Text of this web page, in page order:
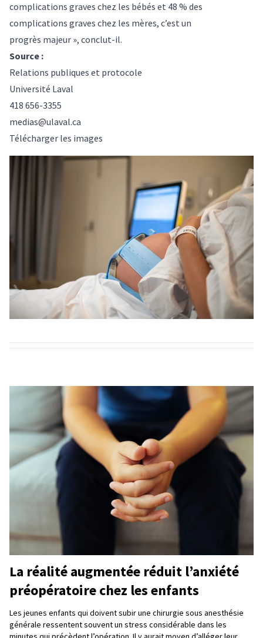
complications graves chez les bébés et 48 % des
complications graves chez les mères, c’est un
progrès majeur », conclut-il.
Source :
Relations publiques et protocole
Université Laval
418 656-3355
medias@ulaval.ca
Télécharger les images
La réalité augmentée réduit l’anxiété
préopératoire chez les enfants
Les jeunes enfants qui doivent subir une chirurgie sous anesthésie
générale ressentent souvent un stress considérable dans les